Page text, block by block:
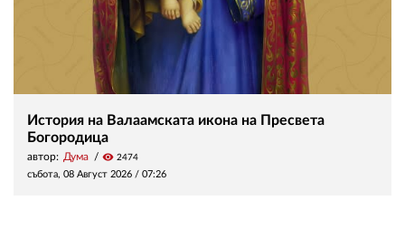
История на Валаамската икона на Пресвета
Богородица
автор: Дума visibility 2474
събота, 08 Август 2026 / 07:26